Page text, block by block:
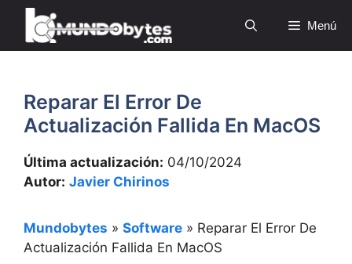
Saltar
contenido
Menú
Reparar El Error De
Actualización Fallida En MacOS
Última actualización: 04/10/2024
Autor: Javier Chirinos
Mundobytes » Software » Reparar El Error De
Actualización Fallida En MacOS